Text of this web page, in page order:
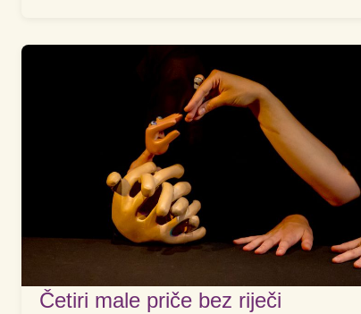
Četiri male priče bez riječi